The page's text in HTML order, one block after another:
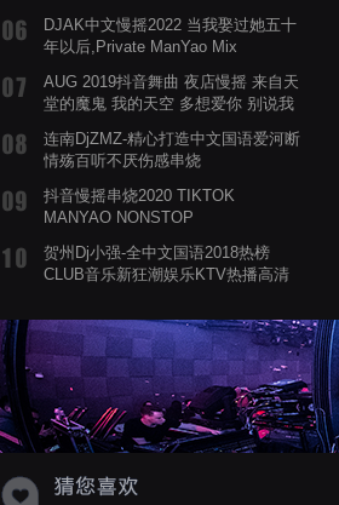
DJAK中文慢摇2022 当我娶过她五十
年以后,Private ManYao Mix
AUG 2019抖音舞曲 夜店慢摇 来自天
堂的魔鬼 我的天空 多想爱你 别说我
连南DjZMZ-精心打造中文国语爱河断
情殇百听不厌伤感串烧
抖音慢摇串烧2020 TIKTOK
MANYAO NONSTOP
蝉爸爸妈妈爱存在夏天的风是想你的
声音啊
贺州Dj小强-全中文国语2018热榜
CLUB音乐新狂潮娱乐KTV热播高清